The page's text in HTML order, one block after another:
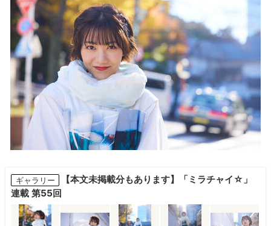
ギャラリー
【本文未掲載分もあります】「ミラチャイ☆」
連載 第55回